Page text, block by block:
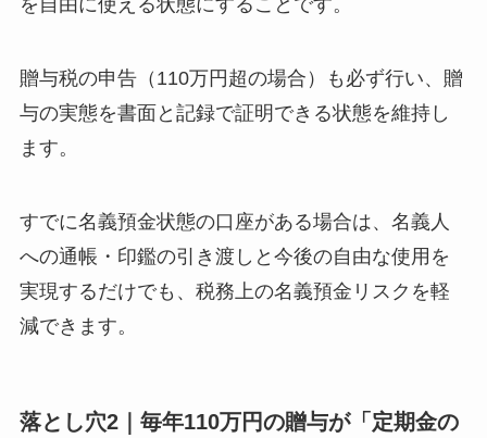
を自由に使える状態にすることです。
贈与税の申告（110万円超の場合）も必ず行い、贈
与の実態を書面と記録で証明できる状態を維持し
ます。
すでに名義預金状態の口座がある場合は、名義人
への通帳・印鑑の引き渡しと今後の自由な使用を
実現するだけでも、税務上の名義預金リスクを軽
減できます。
落とし穴2｜毎年110万円の贈与が「定期金の